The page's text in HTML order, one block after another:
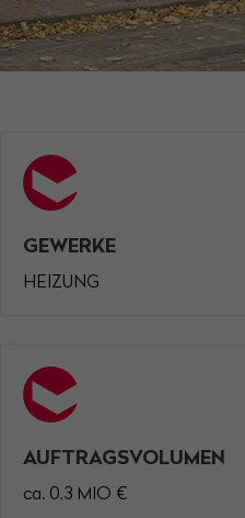
Have any questions?
+44 1234 567 890
About us
Lorem ipsum dolor sit
adipiscing elit.
dis parturient montes,
Donec quam felis,
GEWERKE
HEIZUNG
AUFTRAGSVOLUMEN
ca. 0,3 MIO €